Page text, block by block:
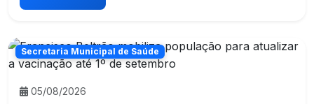
Secretaria Municipal de Saúde
05/08/2026